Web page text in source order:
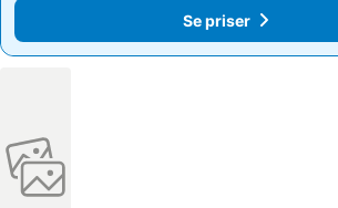
Se priser
Se priser